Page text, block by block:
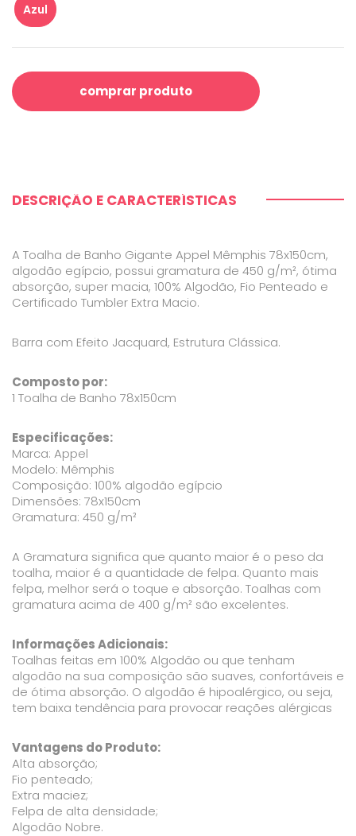
Azul
comprar produto
DESCRIÇÃO E CARACTERÍSTICAS
A Toalha de Banho Gigante Appel Mêmphis 78x150cm,
algodão egípcio, possui gramatura de 450 g/m², ótima
absorção, super macia, 100% Algodão, Fio Penteado e
Certificado Tumbler Extra Macio.
Barra com Efeito Jacquard, Estrutura Clássica.
Composto por:
1 Toalha de Banho 78x150cm
Especificações:
Marca: Appel
Modelo: Mêmphis
Composição: 100% algodão egípcio
Dimensões: 78x150cm
Gramatura: 450 g/m²
A Gramatura significa que quanto maior é o peso da
toalha, maior é a quantidade de felpa. Quanto mais
felpa, melhor será o toque e absorção. Toalhas com
gramatura acima de 400 g/m² são excelentes.
Informações Adicionais:
Toalhas feitas em 100% Algodão ou que tenham
algodão na sua composição são suaves, confortáveis e
de ótima absorção. O algodão é hipoalérgico, ou seja,
tem baixa tendência para provocar reações alérgicas
Vantagens do Produto:
Alta absorção;
Fio penteado;
Extra maciez;
Felpa de alta densidade;
Algodão Nobre.